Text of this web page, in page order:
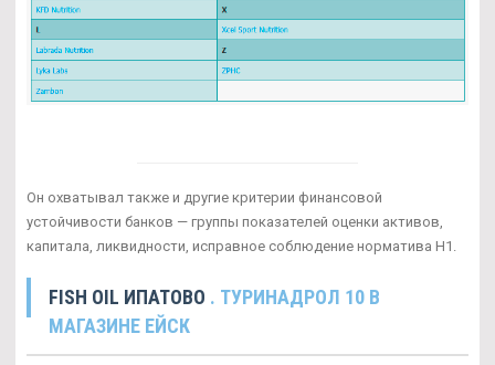
Он охватывал также и другие критерии финансовой
устойчивости банков — группы показателей оценки активов,
капитала, ликвидности, исправное соблюдение норматива Н1.
FISH OIL ИПАТОВО . ТУРИНАДРОЛ 10 В
МАГАЗИНЕ ЕЙСК